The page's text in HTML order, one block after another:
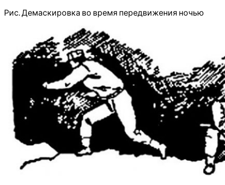
Рис. Демаскировка во время передвижения ночью